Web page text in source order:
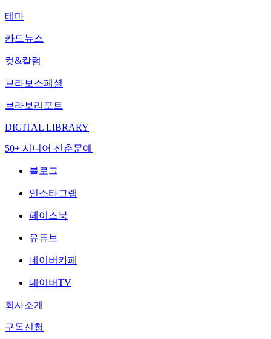
테마
카드뉴스
컷&칼럼
브라보스페셜
브라보리포트
DIGITAL LIBRARY
50+ 시니어 신춘문예
블로그
인스타그램
페이스북
유튜브
네이버카페
네이버TV
회사소개
구독신청